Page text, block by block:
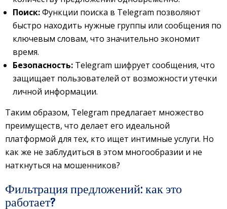
Поиск:Функции поиска в Telegram позволяют
быстро находить нужные группы или сообщения по
ключевым словам, что значительно экономит
время.
Безопасность: Telegram шифрует сообщения, что
защищает пользователей от возможности утечки
личной информации.
Таким образом, Telegram предлагает множество
преимуществ, что делает его идеальной
платформой для тех, кто ищет интимные услуги. Но
как же не заблудиться в этом многообразии и не
наткнуться на мошенников?
Фильтрация предложений: как это
работает?